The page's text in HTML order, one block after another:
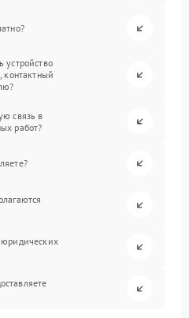
устройство
контактный
связь в
работ?